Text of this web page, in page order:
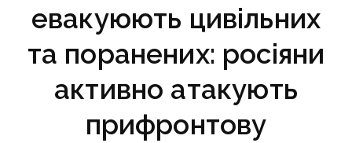
евакуюють цивільних
та поранених: росіяни
активно атакують
прифронтову